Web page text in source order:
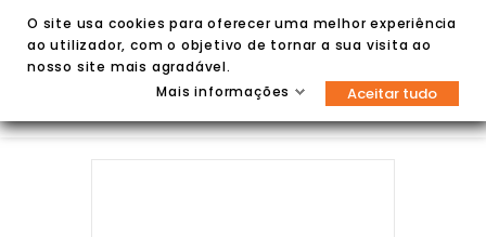

O site usa cookies para oferecer uma melhor experiência
ao utilizador, com o objetivo de tornar a sua visita ao
nosso site mais agradável.
Mais informações
Aceitar tudo